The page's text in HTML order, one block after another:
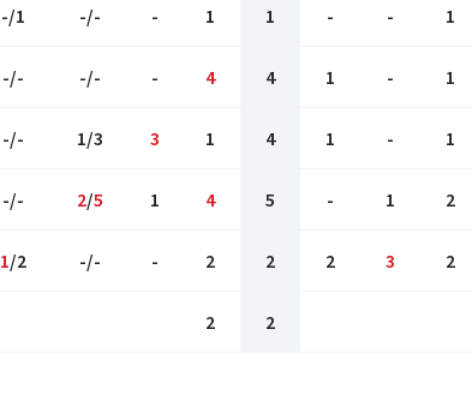
-/1 -/- - 1 1 - - 1
-/- -/- - 4 4 1 - 1
-/- 1/3 3 1 4 1 - 1
-/- 2/5 1 4 5 - 1 2
1/2 -/- - 2 2 2 3 2
2 2